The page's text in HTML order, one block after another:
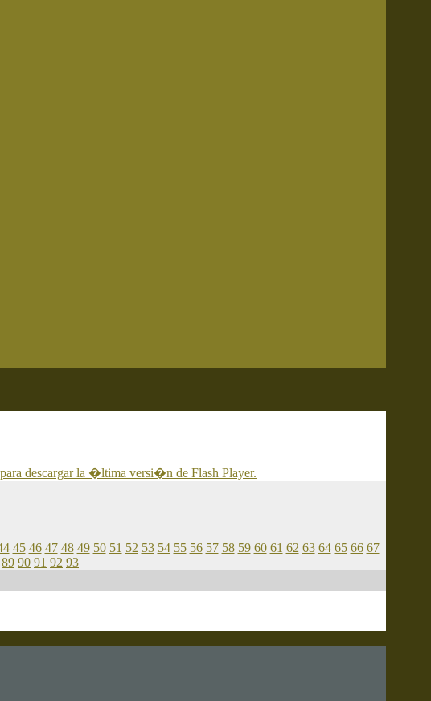
descargar la �ltima versi�n de Flash Player.
45 46 47 48 49 50 51 52 53 54 55 56 57 58 59 60 61 62 63 64 65 66 67
89 90 91 92 93